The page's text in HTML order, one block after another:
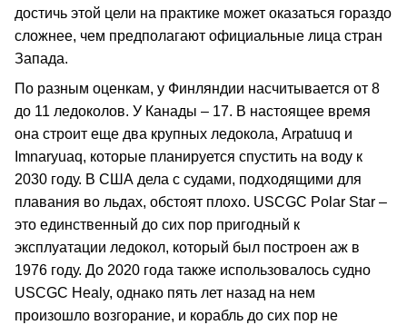
достичь этой цели на практике может оказаться гораздо
сложнее, чем предполагают официальные лица стран
Запада.
По разным оценкам, у Финляндии насчитывается от 8
до 11 ледоколов. У Канады – 17. В настоящее время
она строит еще два крупных ледокола, Arpatuuq и
Imnaryuaq, которые планируется спустить на воду к
2030 году. В США дела с судами, подходящими для
плавания во льдах, обстоят плохо. USCGC Polar Star –
это единственный до сих пор пригодный к
эксплуатации ледокол, который был построен аж в
1976 году. До 2020 года также использовалось судно
USCGC Healy, однако пять лет назад на нем
произошло возгорание, и корабль до сих пор не